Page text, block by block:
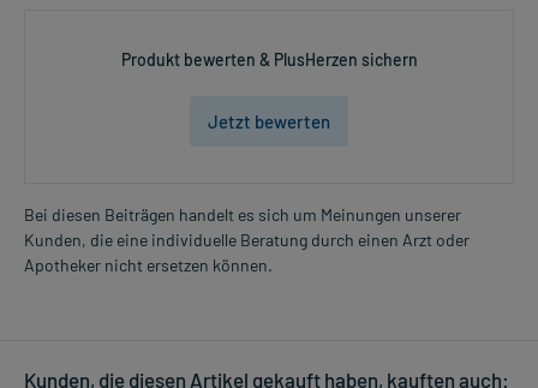
Produkt bewerten & PlusHerzen sichern
Jetzt bewerten
Bei diesen Beiträgen handelt es sich um Meinungen unserer
Kunden, die eine individuelle Beratung durch einen Arzt oder
Apotheker nicht ersetzen können.
Kunden, die diesen Artikel gekauft haben, kauften auch: